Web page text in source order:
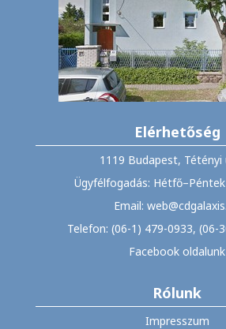
Elérhetőség
1119 Budapest, Tétényi
Ügyfélfogadás:
Email:
Telefon: (06-1) 479-0933, (06-
Facebook oldalunk
Rólunk
Impresszum